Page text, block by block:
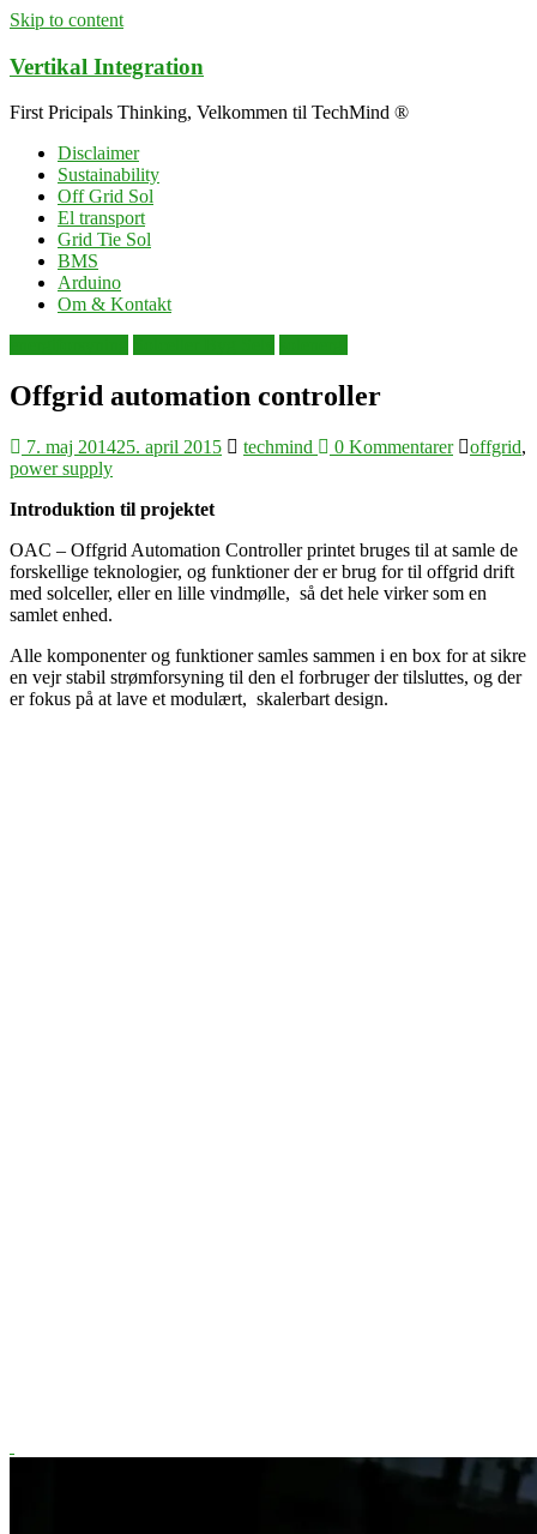
Skip to content
Vertikal Integration
First Pricipals Thinking, Velkommen til TechMind ®
Disclaimer
Sustainability
Off Grid Sol
El transport
Grid Tie Sol
BMS
Arduino
Om & Kontakt
Offgrid automation controller
7. maj 201425. april 2015 techmind 0 Kommentarer offgrid,
power supply
Introduktion til projektet
OAC – Offgrid Automation Controller printet bruges til at samle de
forskellige teknologier, og funktioner der er brug for til offgrid drift
med solceller, eller en lille vindmølle, så det hele virker som en
samlet enhed.
Alle komponenter og funktioner samles sammen i en box for at sikre
en vejr stabil strømforsyning til den el forbruger der tilsluttes, og der
er fokus på at lave et modulært, skalerbart design.